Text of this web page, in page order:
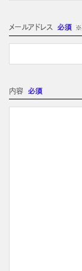
メールアドレス 必須 ※
内容 必須